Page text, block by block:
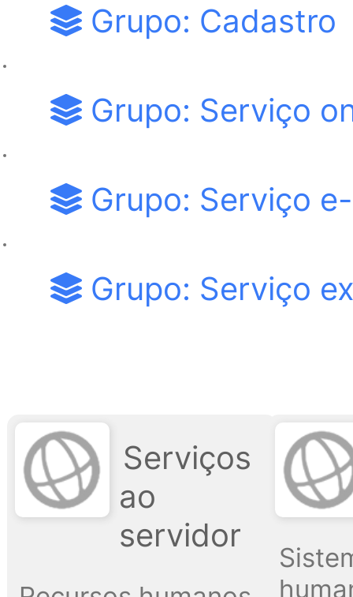
Grupo: Cadastro
Grupo: Serviço
Grupo: Serviço
Grupo: Serviço
Serviços
ao
servidor